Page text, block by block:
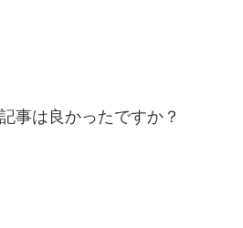
事は良かったですか？